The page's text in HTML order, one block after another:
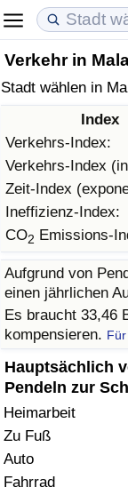
Verkehr in
Stadt wählen in
Index
Verkehrs-Index:
Verkehrs-Index
Zeit-Index
Ineffizienz-Index:
CO2 Emissions-
Aufgrund von
einen jährlichen
Es braucht 33,46
kompensieren.
Hauptsächlich
Pendeln zur
Heimarbeit
Zu Fuß
Auto
Fahrrad
in Akaba
Immobilienpreis-
Lebensqualität
Lebensqualität-
Lebensqualität-
Kriminalität
Kriminalitäts-
Kriminalitäts-